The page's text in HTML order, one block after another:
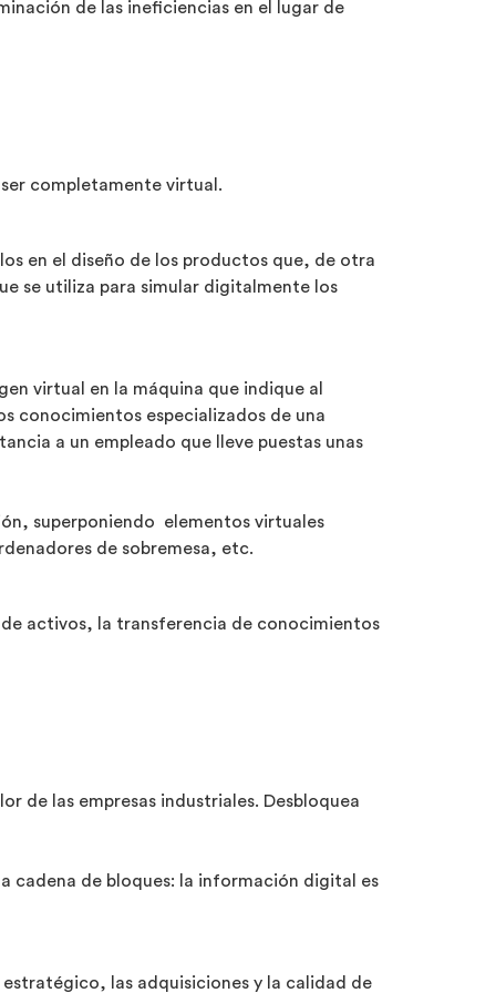
de las ineficiencias en el lugar de
completamente virtual.
en el diseño de los productos que, de otra
se utiliza para simular digitalmente los
virtual en la máquina que indique al
conocimientos especializados de una
a un empleado que lleve puestas unas
superponiendo elementos virtuales
de sobremesa, etc.
activos, la transferencia de conocimientos
de las empresas industriales. Desbloquea
cadena de bloques: la información digital es
las adquisiciones y la calidad de